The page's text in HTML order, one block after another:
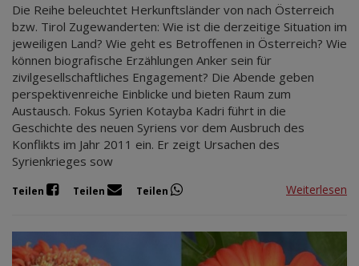
Die Reihe beleuchtet Herkunftsländer von nach Österreich
bzw. Tirol Zugewanderten: Wie ist die derzeitige Situation im
jeweiligen Land? Wie geht es Betroffenen in Österreich? Wie
können biografische Erzählungen Anker sein für
zivilgesellschaftliches Engagement? Die Abende geben
perspektivenreiche Einblicke und bieten Raum zum
Austausch. Fokus Syrien Kotayba Kadri führt in die
Geschichte des neuen Syriens vor dem Ausbruch des
Konflikts im Jahr 2011 ein. Er zeigt Ursachen des
Syrienkrieges sow
Teilen Teilen Teilen Weiterlesen